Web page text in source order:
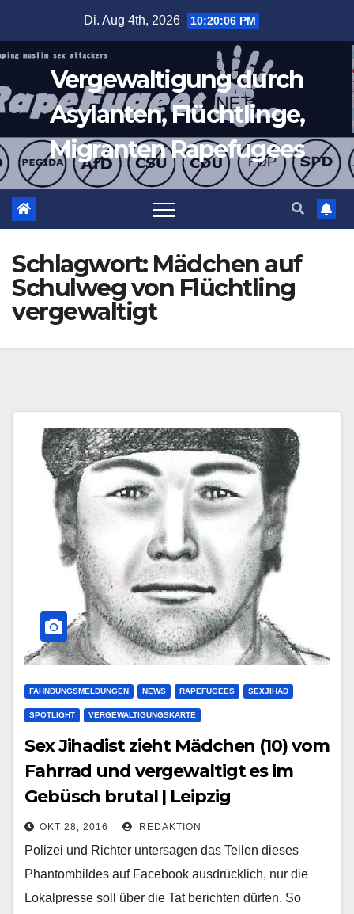
springen
Di. Aug 4th, 2026 10:20:06 PM
Vergewaltigung durch
Asylanten, Flüchtlinge,
Migranten Rapefugees
Schlagwort: Mädchen auf
Schulweg von Flüchtling
vergewaltigt
FAHNDUNGSMELDUNGEN NEWS RAPEFUGEES SEXJIHAD
SPOTLIGHT VERGEWALTIGUNGSKARTE
Sex Jihadist zieht Mädchen (10) vom
Fahrrad und vergewaltigt es im
Gebüsch brutal | Leipzig
OKT 28, 2016 REDAKTION
Polizei und Richter untersagen das Teilen dieses
Phantombildes auf Facebook ausdrücklich, nur die
Lokalpresse soll über die Tat berichten dürfen. So